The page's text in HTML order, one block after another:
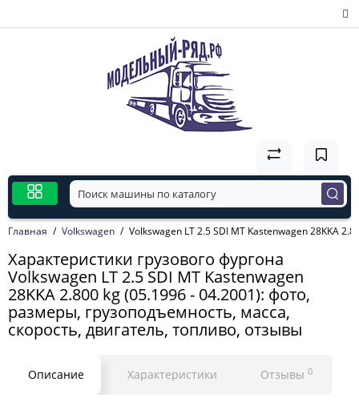
Главная Volkswagen Volkswagen LT 2.5 SDI MT Kastenwagen 28KKA
Характеристики грузового фургона
Volkswagen LT 2.5 SDI MT Kastenwagen
28KKA 2.800 kg (05.1996 - 04.2001): фото,
размеры, грузоподъемность, масса,
скорость, двигатель, топливо, отзывы
Описание Характеристики Отзывы 0